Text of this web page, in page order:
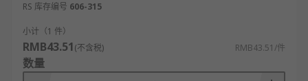
扭力弹簧等
RS 库存编号 606-315
小计（1 件）
RMB43.51(不含税) RMB43.51/件
数量